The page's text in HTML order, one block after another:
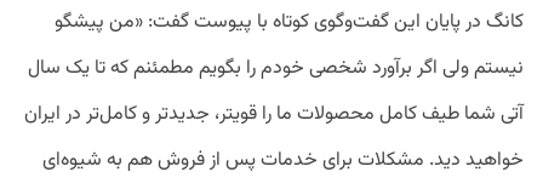
کانگ در پایان این گفت‌و‌گوی کوتاه با پیوست گفت: «من پیشگو
نیستم ولی اگر برآورد شخصی خودم را بگویم مطمئنم که تا یک سال
آتی شما طیف کامل محصولات ما را قویتر، جدیدتر و کامل‌تر در ایران
خواهید دید. مشکلات برای خدمات پس از فروش هم به شیوه‌ای